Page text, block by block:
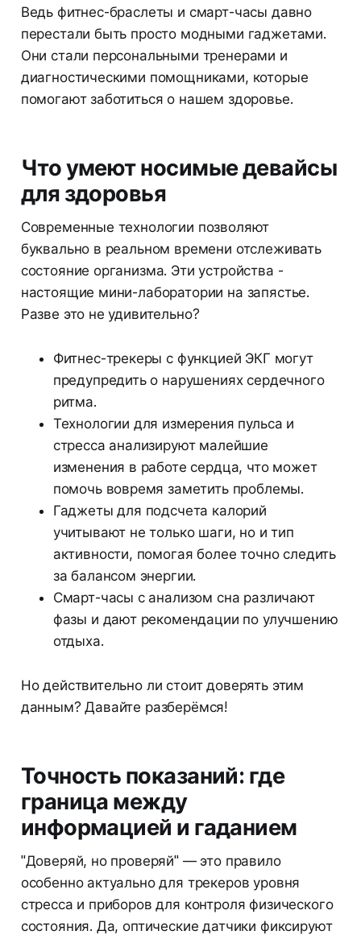
Ведь фитнес-браслеты и смарт-часы давно
перестали быть просто модными гаджетами.
Они стали персональными тренерами и
диагностическими помощниками, которые
помогают заботиться о нашем здоровье.
Что умеют носимые девайсы
для здоровья
Современные технологии позволяют
буквально в реальном времени отслеживать
состояние организма. Эти устройства -
настоящие мини-лаборатории на запястье.
Разве это не удивительно?
Фитнес-трекеры с функцией ЭКГ могут
предупредить о нарушениях сердечного
ритма.
Технологии для измерения пульса и
стресса анализируют малейшие
изменения в работе сердца, что может
помочь вовремя заметить проблемы.
Гаджеты для подсчета калорий
учитывают не только шаги, но и тип
активности, помогая более точно следить
за балансом энергии.
Смарт-часы с анализом сна различают
фазы и дают рекомендации по улучшению
отдыха.
Но действительно ли стоит доверять этим
данным? Давайте разберёмся!
Точность показаний: где
граница между
информацией и гаданием
"Доверяй, но проверяй" — это правило
особенно актуально для трекеров уровня
стресса и приборов для контроля физического
состояния. Да, оптические датчики фиксируют